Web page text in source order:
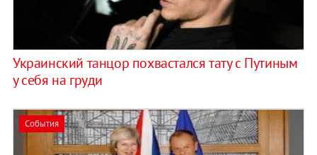
Украинский танцор похвастался тату с Путиным
у себя на груди
События